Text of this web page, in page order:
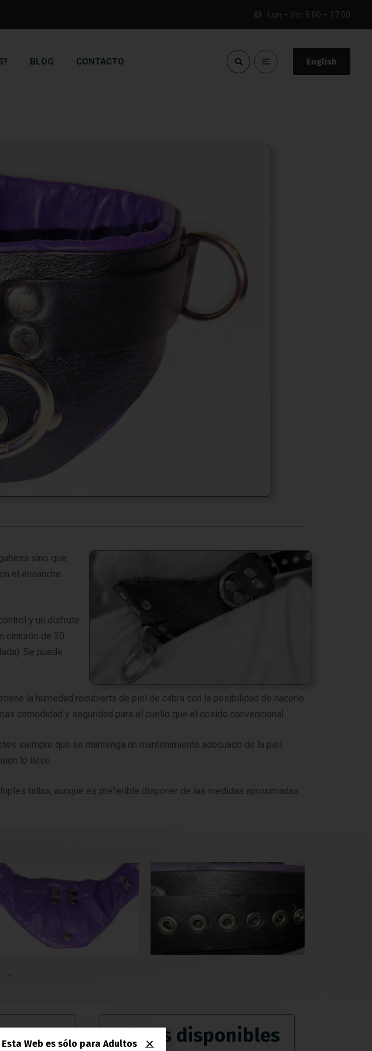
Lun – Vie: 8:00 – 17:00
English
BLOG CONTACTO
sino que
el ensanche
y un disfrute
cinturón de 30
Se puede
la humedad recubierta de piel de cabra con la posibilidad de hacerlo
comodidad y seguridad para el cuello que el cosido convencional.
siempre que se mantenga un mantenimiento adecuado de la piel.
lo lleve.
tallas, aunque es preferible disponer de las medidas aproximadas
Colores disponibles
Esta Web es sólo para Adultos